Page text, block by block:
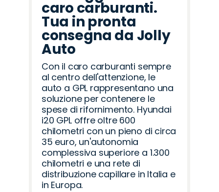
caro carburanti.
Tua in pronta
consegna da Jolly
Auto
Con il caro carburanti sempre
al centro dell'attenzione, le
auto a GPL rappresentano una
soluzione per contenere le
spese di rifornimento. Hyundai
i20 GPL offre oltre 600
chilometri con un pieno di circa
35 euro, un'autonomia
complessiva superiore a 1.300
chilometri e una rete di
distribuzione capillare in Italia e
in Europa.